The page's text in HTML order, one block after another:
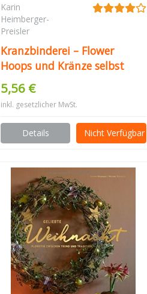
Karin
Heimberger-
Preisler
Kranzbinderei – Flower
Hoops und Kränze selbst
gemacht: Florale Deko rund
ums Jahr
5,56 €
inkl. gesetzlicher MwSt.
Details Nicht Verfügbar